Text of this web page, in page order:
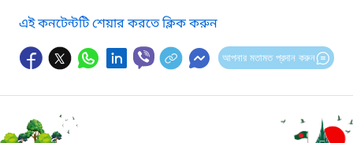
এই কনটেন্টটি শেয়ার করতে ক্লিক করুন
আপনার মতামত প্রদান করুন